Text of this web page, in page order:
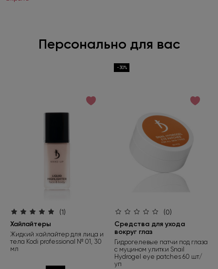
Персонально для вас
(1)
Хайлайтеры
Жидкий хайлайтер для лица и
тела Kodi professional № 01, 30
мл
-30%
(0)
Средства для ухода
вокруг глаз
Гидрогелевые патчи под глаза
с муцином улитки Snail
Hydrogel eye patches 60 шт/
уп